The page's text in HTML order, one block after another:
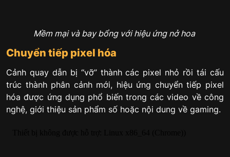
Mềm mại và bay bổng với hiệu ứng nở hoa
Chuyển tiếp pixel hóa
Cảnh quay dẫn bị “vỡ” thành các pixel nhỏ rồi tái cấu
trúc thành phân cảnh mới, hiệu ứng chuyển tiếp pixel
hóa được ứng dụng phổ biến trong các video về công
nghệ, giới thiệu sản phẩm số hoặc nội dung về gaming.